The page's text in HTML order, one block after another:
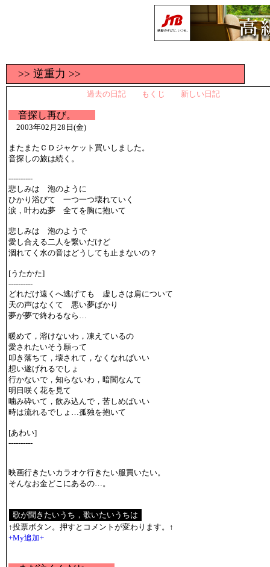
>> 逆重力 >>
過去の日記 もくじ 新しい日記
音探し再び。
2003年02月28日(金)
またまたＣＤジャケット買いしました。
音探しの旅は続く。
----------
悲しみは 泡のように
ひかり浴びて 一つ一つ壊れていく
涙，叶わぬ夢 全てを胸に抱いて
悲しみは 泡のようで
愛し合える二人を繋いだけど
涸れてく水の音はどうしても止まないの？
[うたかた]
----------
どれだけ遠くへ逃げても 虚しさは肩について
天の声はなくて 悪い夢ばかり
夢が夢で終わるなら…
暖めて，溶けないわ，凍えているの
愛されたいそう願って
叩き落ちて，壊されて，なくなればいい
想い遂げれるでしょ
行かないで，知らないわ，暗闇なんて
明日咲く花を見て
噛み砕いて，飲み込んで，苦しめばいい
時は流れるでしょ…孤独を抱いて
[あわい]
----------
映画行きたいカラオケ行きたい服買いたい。
そんなお金どこにあるの…。
↑投票ボタン。押すとコメントが変わります。↑
+My追加+